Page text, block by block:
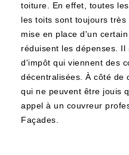
toiture. En effet, toutes
les toits sont toujours
mise en place d'un
réduisent les dépenses.
d'impôt qui viennent des
décentralisées. À côté de
qui ne peuvent être jouis
appel à un couvreur
Façades.